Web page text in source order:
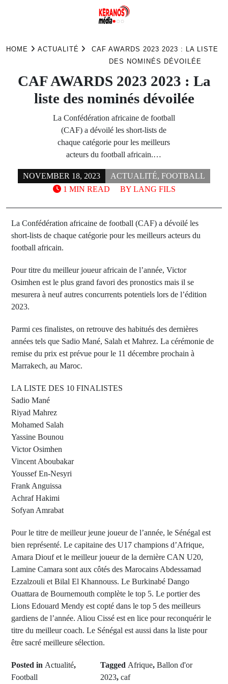
HOME ACTUALITÉ
CAF AWARDS 2023 2023 : LA LISTE
DES NOMINÉS DÉVOILÉE
CAF AWARDS 2023 2023 : La
liste des nominés dévoilée
La Confédération africaine de football
(CAF) a dévoilé les short-lists de
chaque catégorie pour les meilleurs
acteurs du football africain.…
NOVEMBER 18, 2023 ACTUALITÉ, FOOTBALL
BY LANG FILS
1 MIN READ
La Confédération africaine de football (CAF) a dévoilé les
short-lists de chaque catégorie pour les meilleurs acteurs du
football africain.
Pour titre du meilleur joueur africain de l’année, Victor
Osimhen est le plus grand favori des pronostics mais il se
mesurera à neuf autres concurrents potentiels lors de l’édition
2023.
Parmi ces finalistes, on retrouve des habitués des dernières
années tels que Sadio Mané, Salah et Mahrez. La cérémonie de
remise du prix est prévue pour le 11 décembre prochain à
Marrakech, au Maroc.
LA LISTE DES 10 FINALISTES
Sadio Mané
Riyad Mahrez
Mohamed Salah
Yassine Bounou
Victor Osimhen
Vincent Aboubakar
Youssef En-Nesyri
Frank Anguissa
Achraf Hakimi
Sofyan Amrabat
Pour le titre de meilleur jeune joueur de l’année, le Sénégal est
bien représenté. Le capitaine des U17 champions d’Afrique,
Amara Diouf et le meilleur joueur de la dernière CAN U20,
Lamine Camara sont aux côtés des Marocains Abdessamad
Ezzalzouli et Bilal El Khannouss. Le Burkinabé Dango
Ouattara de Bournemouth complète le top 5. Le portier des
Lions Edouard Mendy est copté dans le top 5 des meilleurs
gardiens de l’année. Aliou Cissé est en lice pour reconquérir le
titre du meilleur coach. Le Sénégal est aussi dans la liste pour
être sacré meilleure sélection.
Posted in Actualité,
Football
Tagged Afrique, Ballon d'or
2023, caf